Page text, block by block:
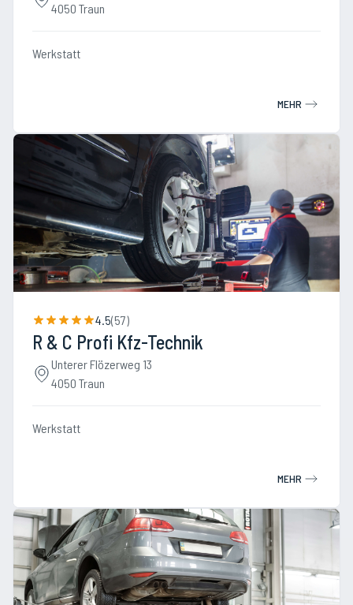
4050 Traun
Werkstatt
MEHR
4.5(57)
R & C Profi Kfz-Technik
Unterer Flözerweg 13
4050 Traun
Werkstatt
MEHR